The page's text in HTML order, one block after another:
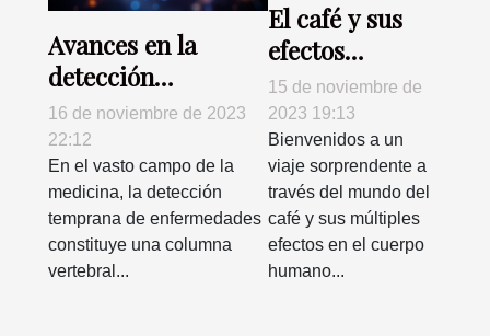
Avances en la
detección
temprana de
enfermedades
neurodegenerativas
16 de noviembre de 2023
22:12
En el vasto campo de la
medicina, la detección
temprana de enfermedades
constituye una columna
vertebral...
El café y sus
efectos
sorprendentes
en el cuerpo
humano
15 de noviembre de
2023 19:13
Bienvenidos a un
viaje sorprendente a
través del mundo del
café y sus múltiples
efectos en el cuerpo
humano...